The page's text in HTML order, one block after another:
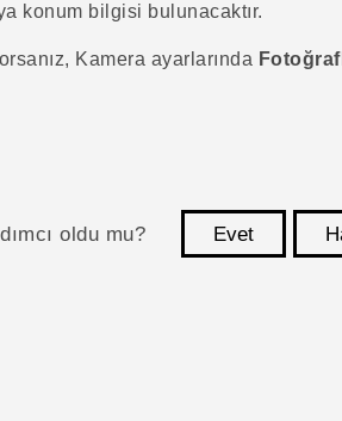
konum bilgisi bulunacaktır.
Kamera ayarlarında
oldu mu? Evet